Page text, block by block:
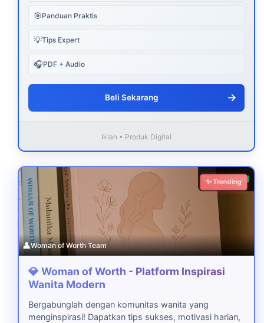
🎯Panduan Praktis
💡Tips Expert
🎧PDF + Audio
Beli Sekarang →
Iklan • Produk Digital
Download
✨ Trending
👤Woman of Worth Team
💎 Woman of Worth - Platform Inspirasi
Wanita Modern
Bergabunglah dengan komunitas wanita yang
menginspirasi! Dapatkan tips sukses, motivasi harian,